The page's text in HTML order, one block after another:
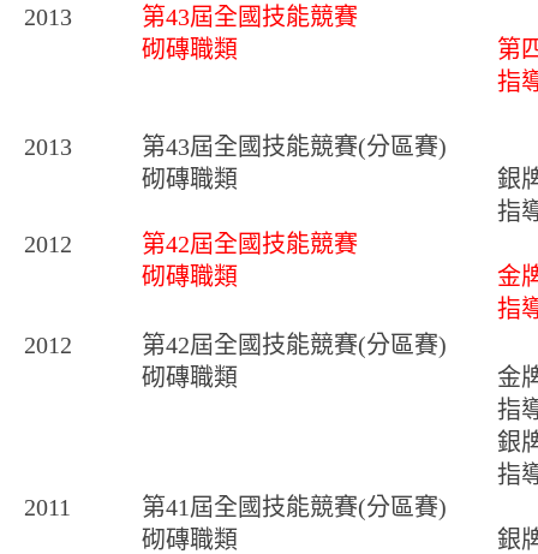
2013
第43屆全國技能競賽
砌磚職類
第
指
2013
第43屆全國技能競賽(分區賽)
砌磚職類
銀
指
2012
第42屆全國技能競賽
砌磚職類
金
指
2012
第42屆全國技能競賽(分區賽)
砌磚職類
金
指
銀
指
2011
第41屆全國技能競賽(分區賽)
砌磚職類
銀